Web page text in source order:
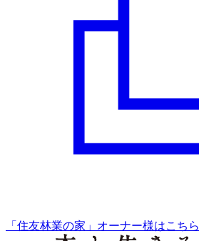
「住友林業の家」オーナー様はこちら